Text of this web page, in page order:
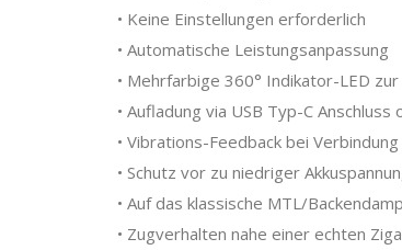
• Keine Einstellungen erforderlich
• Automatische Leistungsanpassung
• Mehrfarbige 360° Indikator-LED
• Aufladung via USB Typ-C
• Vibrations-Feedback bei
• Schutz vor zu niedriger
• Auf das klassische MTL/
• Zugverhalten nahe einer echten